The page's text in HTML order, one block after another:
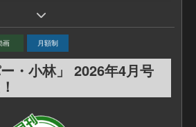
・小林」）
リックする。
す。
確認して「承認」をいたしますと、
おすすめの「パワースポット」を
林」についてはこちら
contents/?id=595
画 月額制
ー・小林」 2026年4月号